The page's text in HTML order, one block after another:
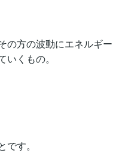
の方の波動にエネルギー
くもの。
す。